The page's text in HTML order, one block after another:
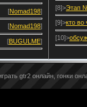
[Nomad198]
[Nomad198]
[BUGULME]
[8]>Этап
[9]>кто во
[10]>
gtr2 онлайн, гонки